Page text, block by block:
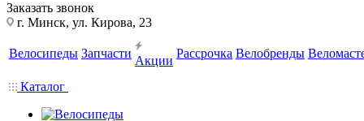
Заказать звонок
г. Минск, ул. Кирова, 23
Велосипеды Запчасти
Акции
Рассрочка Велобренды
Каталог